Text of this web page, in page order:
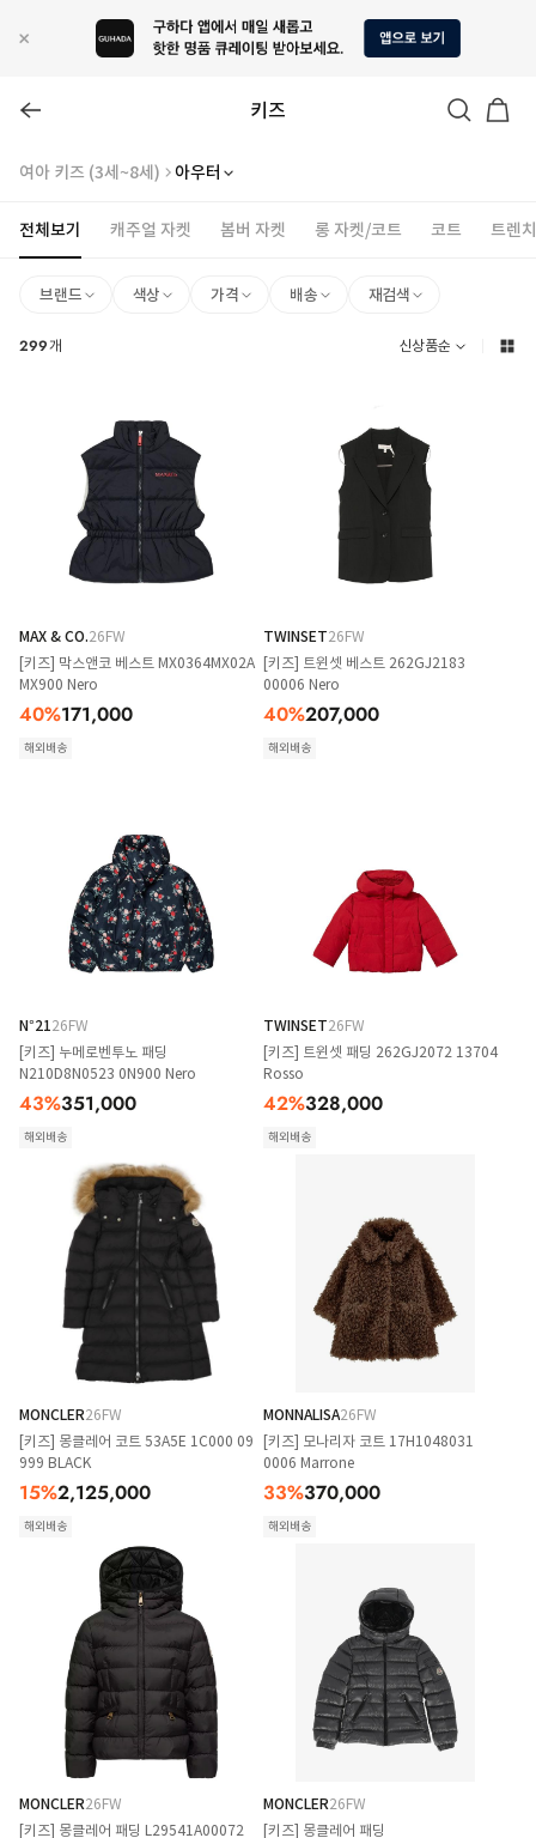
키즈
여아 키즈 (3세~8세) 아우터
전체보기 캐주얼 자켓 봄버 자켓 롱 자켓/코트 코트 트렌
브랜드 색상 가격 배송 재검색
299개 신상품순
MAX & CO.26FW
[키즈] 막스앤코 베스트 MX0364MX02A
MX900 Nero
40%171,000
해외배송
TWINSET26FW
[키즈] 트윈셋 베스트 262GJ2183
00006 Nero
40%207,000
해외배송
N°2126FW
[키즈] 누메로벤투노 패딩
N210D8N0523 0N900 Nero
43%351,000
해외배송
TWINSET26FW
[키즈] 트윈셋 패딩 262GJ2072 13704
Rosso
42%328,000
해외배송
MONCLER26FW
[키즈] 몽클레어 코트 53A5E 1C000 09
999 BLACK
15%2,125,000
해외배송
MONNALISA26FW
[키즈] 모나리자 코트 17H1048031
0006 Marrone
33%370,000
해외배송
MONCLER26FW
[키즈] 몽클레어 패딩 L29541A00072
MONCLER26FW
[키즈] 몽클레어 패딩